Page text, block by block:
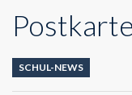
SCHUL-NEWS